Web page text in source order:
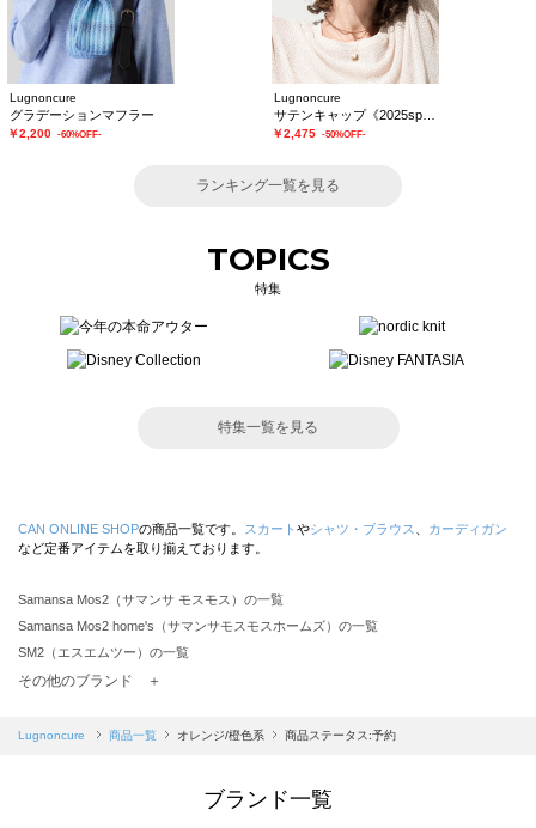
Lugnoncure
グラデーションマフラー
￥2,200 -60%OFF-
Lugnoncure
￥2,475 -50%OFF-
ランキング一覧を見る
TOPICS
特集
特集一覧を見る
CAN ONLINE SHOPの商品一覧です。 スカート やシャツ・ブラウス
カーディガン
など定番アイテムを取り揃えております。
Samansa Mos2（サマンサ モスモス）の一覧
Samansa Mos2 home's（サマンサモスモスホームズ）の一覧
SM2（エスエムツー）の一覧
TSUHARU by Samansa Mos2（ツハルバイサマンサモスモス）の一覧
Samansa Mos2 blue（サマンサモスモス ブルー）の一覧
その他のブランド ＋
Lugnoncure 商品一覧 オレンジ/橙色系 商品ステータス:予約
ブランド一覧